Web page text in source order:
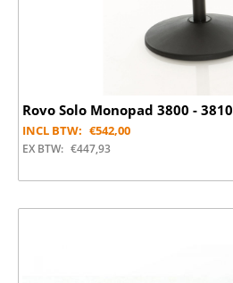
Rovo Solo Monopad 3800 - 3810
INCL BTW: €542,00
EX BTW: €447,93